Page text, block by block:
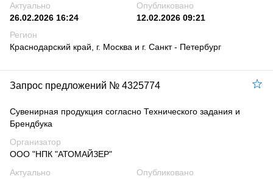
Актуально
26.02.2026 16:24
Опубликовано
12.02.2026 09:21
Регион
Краснодарский край, г. Москва и г. Санкт - Петербург
Запрос предложений № 4325774
Сувенирная продукция согласно Технического задания и
Брендбука
Организатор
ООО "НПК "АТОМАЙЗЕР"
Актуально
Опубликовано